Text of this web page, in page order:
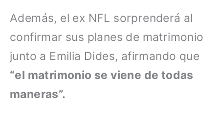
Además, el ex NFL sorprenderá al
confirmar sus planes de matrimonio
junto a Emilia Dides, afirmando que
“el matrimonio se viene de todas
maneras”.